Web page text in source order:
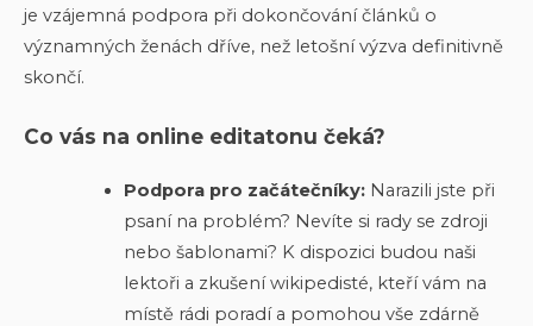
je vzájemná podpora při dokončování článků o
významných ženách dříve, než letošní výzva definitivně
skončí.
Co vás na online editatonu čeká?
Podpora pro začátečníky: Narazili jste při
psaní na problém? Nevíte si rady se zdroji
nebo šablonami? K dispozici budou naši
lektoři a zkušení wikipedisté, kteří vám na
místě rádi poradí a pomohou vše zdárně